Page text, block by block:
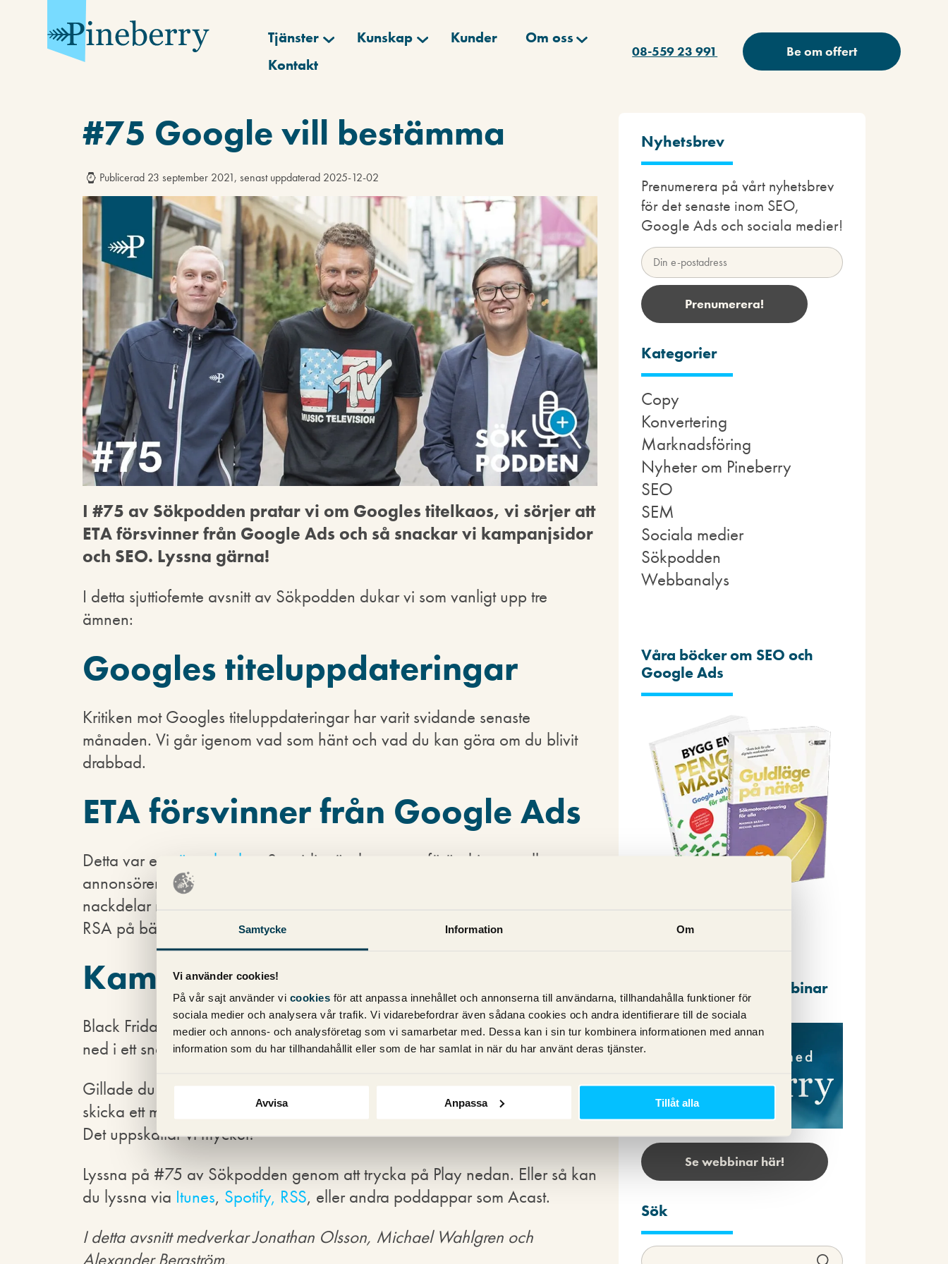
Samtycke Information Om
Vi använder cookies!
På vår sajt använder vi cookies för att anpassa innehållet och annonserna till användarna, tillhandahålla funktioner för
sociala medier och analysera vår trafik. Vi vidarebefordrar även sådana cookies och andra identifierare till de sociala
medier och annons- och analysföretag som vi samarbetar med. Dessa kan i sin tur kombinera informationen med annan
information som du har tillhandahållit eller som de har samlat in när du har använt deras tjänster.
Avvisa Anpassa Tillåt alla
Tjänster Kunskap Kunder
Om oss
Kontakt
08-559 23 991 Be om offert
#75 Google vill bestämma
Publicerad 23 september 2021, senast uppdaterad 2025-12-02
I #75 av Sökpodden pratar vi om Googles titelkaos, vi sörjer att
ETA försvinner från Google Ads och så snackar vi kampanjsidor
och SEO. Lyssna gärna!
I detta sjuttiofemte avsnitt av Sökpodden dukar vi som vanligt upp tre
ämnen:
Googles titeluppdateringar
Kritiken mot Googles titeluppdateringar har varit svidande senaste
månaden. Vi går igenom vad som hänt och vad du kan göra om du blivit
drabbad.
ETA försvinner från Google Ads
Detta var en väntad nyhet
. Samtidigt är det en stor förändring att alla
annonsörer behöver lära sig att använda RSA-annonser. Vi tar upp för- och
nackdelar med RSA-annonser samt ger konkreta tips på hur du använder
RSA på bästa sätt.
Kampanjsidor och SEO
Black Friday och jul väntar runt hörnet. Vad passar då bättre än att dyka
ned i ett snack om kampanjsidor och SEO?
Gillade du dagens avsnitt av Sökpodden? Kommentera gärna nedan eller
skicka ett mail till
sokpodden@pineberry.com
och berätta vad du tycker.
Det uppskattar vi mycket!
Lyssna på #75 av Sökpodden genom att trycka på Play nedan. Eller så kan
du lyssna via Itunes, Spotify, RSS, eller andra poddappar som Acast.
I detta avsnitt medverkar Jonathan Olsson, Michael Wahlgren och
Alexander Bergström.
Nyhetsbrev
Prenumerera på vårt nyhetsbrev
för det senaste inom SEO,
Google Ads och sociala medier!
Kategorier
Copy
Konvertering
Marknadsföring
Nyheter om Pineberry
SEO
SEM
Sociala medier
Sökpodden
Webbanalys
Våra böcker om SEO och
Google Ads
Beställ nu
Repriser av våra webbinar
Se webbinar här!
Sök